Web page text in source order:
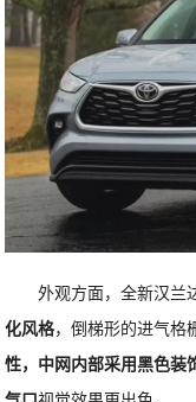
外观方面，全新汉兰
化风格，倒梯形的进气格
性，中网内部采用黑色装